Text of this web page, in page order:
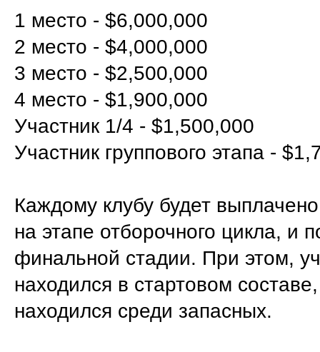
1 место - $6,000,000
2 место - $4,000,000
3 место - $2,500,000
4 место - $1,900,000
Участник 1/4 - $1,500,000
Участник группового этапа -
Каждому клубу будет
на этапе отборочного цикла, и
финальной стадии. При этом,
находился в стартовом
находился среди запасных.